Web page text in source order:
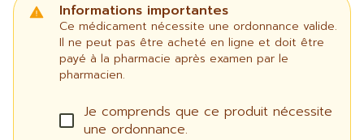
Informations importantes
Ce médicament nécessite une ordonnance valide.
Il ne peut pas être acheté en ligne et doit être
payé à la pharmacie après examen par le
pharmacien.
Je comprends que ce produit nécessite
une ordonnance.